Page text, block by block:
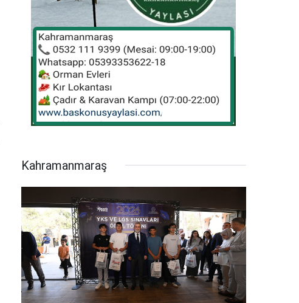
Kahramanmaraş